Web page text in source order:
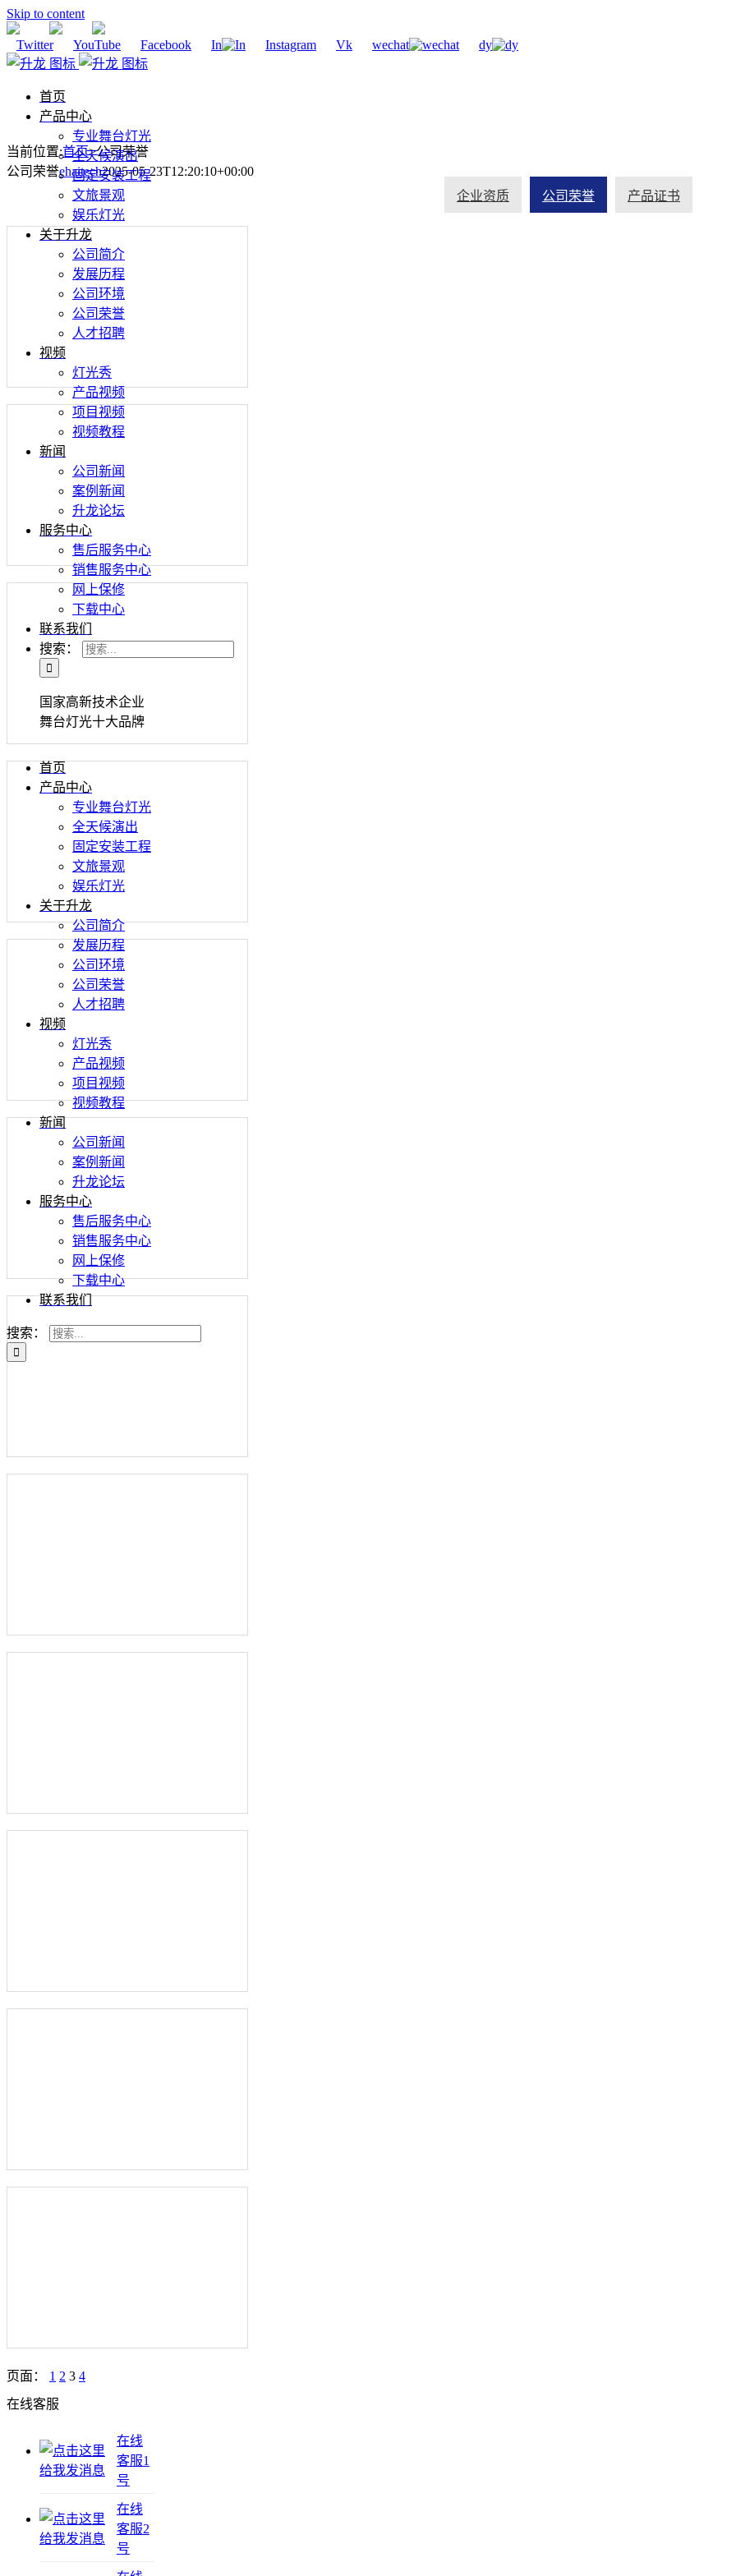
Skip to content
Twitter YouTube Facebook In Instagram Vk wechat dy
首页
产品中心
专业舞台灯光
全天候演出
固定安装工程
文旅景观
娱乐灯光
关于升龙
公司简介
发展历程
公司环境
公司荣誉
人才招聘
视频
灯光秀
产品视频
项目视频
视频教程
新闻
公司新闻
案例新闻
升龙论坛
服务中心
售后服务中心
销售服务中心
网上保修
下载中心
联系我们
搜索：
国家高新技术企业
舞台灯光十大品牌
首页
产品中心
专业舞台灯光
全天候演出
固定安装工程
文旅景观
娱乐灯光
关于升龙
公司简介
发展历程
公司环境
公司荣誉
人才招聘
视频
灯光秀
产品视频
项目视频
视频教程
新闻
公司新闻
案例新闻
升龙论坛
服务中心
售后服务中心
销售服务中心
网上保修
下载中心
联系我们
搜索：
当前位置:首页>公司荣誉
公司荣誉ehaitech2025-05-23T12:20:10+00:00
企业资质
公司荣誉 产品证书
页面： 1 2 3 4
在线客服
在线
客服1
号
在线
客服2
号